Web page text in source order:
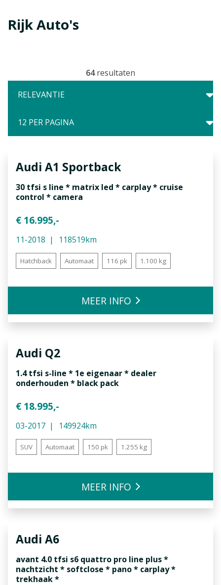
Rijk Auto's
64resultaten
Audi A1 Sportback
30 tfsi s line * matrix led * carplay * cruise
control * camera
€ 16.995,-
11-2018 118519km
Hatchback Automaat 116 pk 1.100 kg
MEER INFO
Audi Q2
1.4 tfsi s-line * 1e eigenaar * dealer
onderhouden * black pack
€ 18.995,-
03-2017 149924km
SUV Automaat 150 pk 1.255 kg
MEER INFO
Audi A6
avant 4.0 tfsi s6 quattro pro line plus *
nachtzicht * softclose * pano * carplay *
trekhaak *